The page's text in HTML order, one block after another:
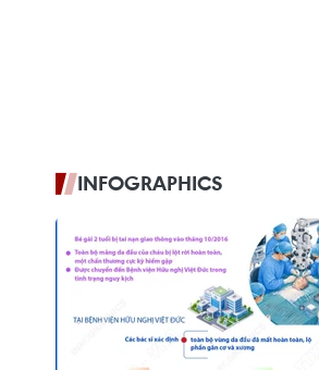
INFOGRAPHICS